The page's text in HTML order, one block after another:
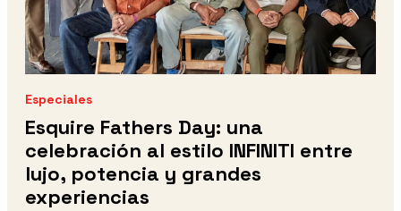
Especiales
Esquire Fathers Day: una
celebración al estilo INFINITI entre
lujo, potencia y grandes
experiencias